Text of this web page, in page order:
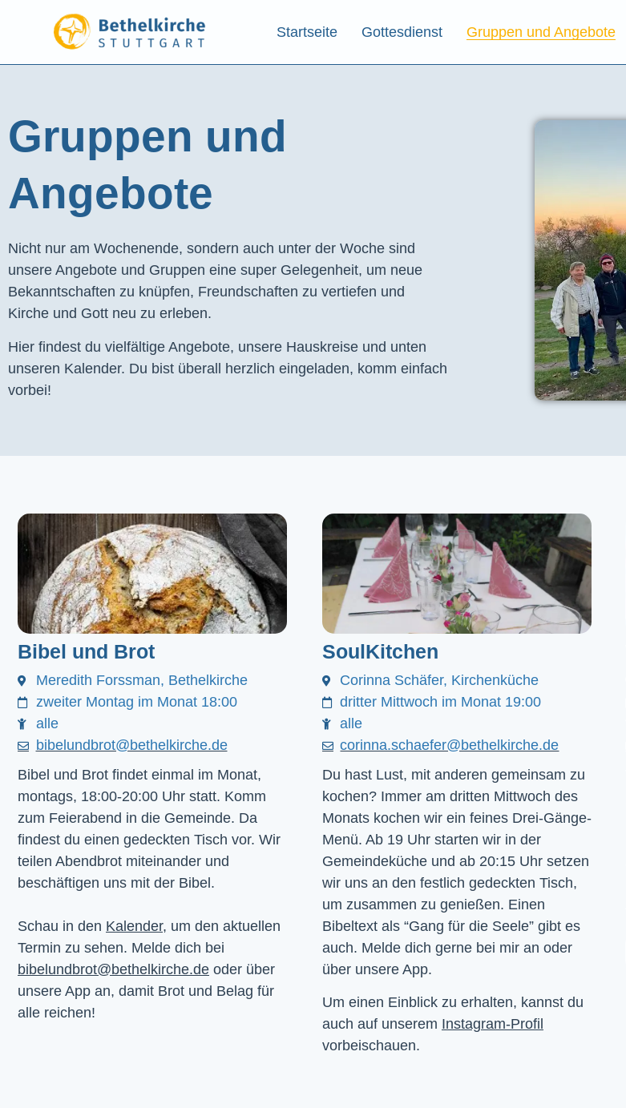
Startseite Gottesdienst Gruppen und Angebote
Gruppen und
Angebote​
Nicht nur am Wochenende, sondern auch unter der Woche sind
unsere Angebote und Gruppen eine super Gelegenheit, um neue
Bekanntschaften zu knüpfen, Freundschaften zu vertiefen und
Kirche und Gott neu zu erleben.
Hier findest du vielfältige Angebote, unsere Hauskreise und unten
unseren Kalender. Du bist überall herzlich eingeladen, komm einfach
vorbei!
Bibel und Brot
Meredith Forssman, Bethelkirche
zweiter Montag im Monat 18:00
alle
bibelundbrot@bethelkirche.de
Bibel und Brot findet einmal im Monat,
montags, 18:00-20:00 Uhr statt. Komm
zum Feierabend in die Gemeinde. Da
findest du einen gedeckten Tisch vor. Wir
teilen Abendbrot miteinander und
beschäftigen uns mit der Bibel.
Schau in den Kalender, um den aktuellen
Termin zu sehen. Melde dich bei
bibelundbrot@bethelkirche.de oder über
unsere App an, damit Brot und Belag für
alle reichen!
SoulKitchen
Corinna Schäfer, Kirchenküche
dritter Mittwoch im Monat 19:00
alle
corinna.schaefer@bethelkirche.de
Du hast Lust, mit anderen gemeinsam zu
kochen? Immer am dritten Mittwoch des
Monats kochen wir ein feines Drei-Gänge-
Menü. Ab 19 Uhr starten wir in der
Gemeindeküche und ab 20:15 Uhr setzen
wir uns an den festlich gedeckten Tisch,
um zusammen zu genießen. Einen
Bibeltext als “Gang für die Seele” gibt es
auch. Melde dich gerne bei mir an oder
über unsere App.
Um einen Einblick zu erhalten, kannst du
auch auf unserem Instagram-Profil
vorbeischauen.